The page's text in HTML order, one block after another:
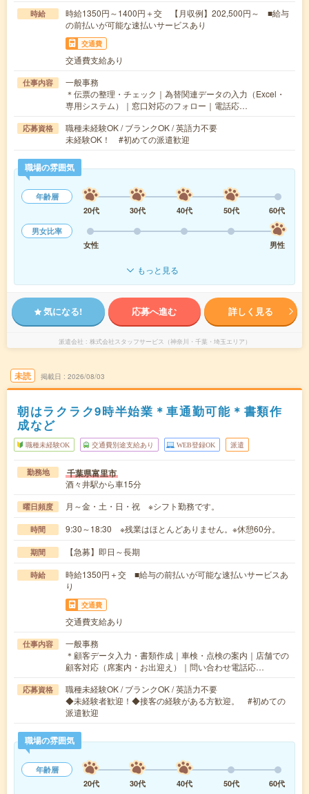
時給
時給1350円～1400円＋交 【月収例】202,500円～ ■給与
の前払いが可能な速払いサービスあり
交通費
交通費支給あり
仕事内容
一般事務
＊伝票の整理・チェック｜為替関連データの入力（Excel・
専用システム）｜窓口対応のフォロー｜電話応…
応募資格
職種未経験OK / ブランクOK / 英語力不要
未経験OK！ #初めての派遣歓迎
職場の雰囲気
年齢層
20代
30代 40代 50代
60代
男女比率
女性
男性
もっと見る
気になる! 応募へ進む 詳しく見る
派遣会社 株式会社スタッフサービス（神奈川・千葉・埼玉エリア）
未読 掲載日 2026/08/03
朝はラクラク9時半始業＊車通勤可能＊書類作
成など
職種未経験OK 交通費別途支給あり WEB登録OK 派遣
勤務地 千葉県富里市
酒々井駅から車15分
曜日頻度 月～金・土・日・祝 ※シフト勤務です。
時間 9:30～18:30 ※残業はほとんどありません。※休憩60分。
期間 【急募】即日～長期
時給
時給1350円＋交 ■給与の前払いが可能な速払いサービスあ
り
交通費
交通費支給あり
仕事内容
一般事務
＊顧客データ入力・書類作成｜車検・点検の案内｜店舗での
顧客対応（席案内・お出迎え）｜問い合わせ電話応…
応募資格
職種未経験OK / ブランクOK / 英語力不要
◆未経験者歓迎！◆接客の経験がある方歓迎。 #初めての
派遣歓迎
職場の雰囲気
年齢層
20代
30代 40代 50代
60代